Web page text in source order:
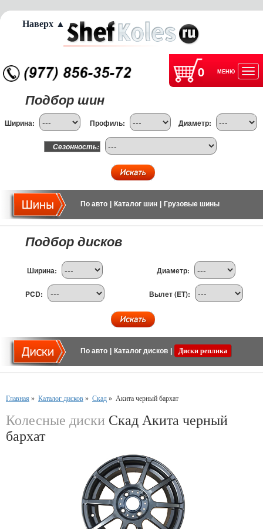
0 МЕНЮ
Подбор шин
Ширина: Профиль: Диаметр:
Сезонность:
По авто Каталог шин Грузовые шины
Подбор дисков
Ширина: Диаметр:
PCD: Вылет (ET):
По авто Каталог дисков Диски реплика
Главная » Каталог дисков » Скад » Акита черный бархат
Колесные диски Скад Акита черный
бархат
Наверх ▲